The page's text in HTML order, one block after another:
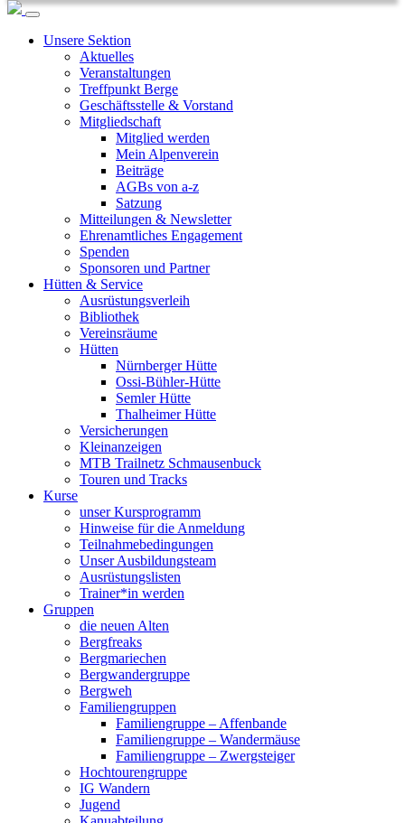
Unsere Sektion
Aktuelles
Veranstaltungen
Treffpunkt Berge
Geschäftsstelle & Vorstand
Mitgliedschaft
Mitglied werden
Mein Alpenverein
Beiträge
AGBs von a-z
Satzung
Mitteilungen & Newsletter
Ehrenamtliches Engagement
Spenden
Sponsoren und Partner
Hütten & Service
Ausrüstungsverleih
Bibliothek
Vereinsräume
Hütten
Nürnberger Hütte
Ossi-Bühler-Hütte
Semler Hütte
Thalheimer Hütte
Versicherungen
Kleinanzeigen
MTB Trailnetz Schmausenbuck
Touren und Tracks
Kurse
unser Kursprogramm
Hinweise für die Anmeldung
Teilnahmebedingungen
Unser Ausbildungsteam
Ausrüstungslisten
Trainer*in werden
Gruppen
die neuen Alten
Bergfreaks
Bergmariechen
Bergwandergruppe
Bergweh
Familiengruppen
Familiengruppe – Affenbande
Familiengruppe – Wandermäuse
Familiengruppe – Zwergsteiger
Hochtourengruppe
IG Wandern
Jugend